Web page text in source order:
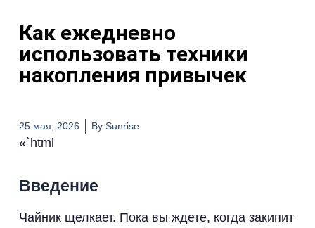
Как ежедневно
использовать техники
накопления привычек
25 мая, 2026 BySunrise
«`html
Введение
Чайник щелкает. Пока вы ждете, когда закипит